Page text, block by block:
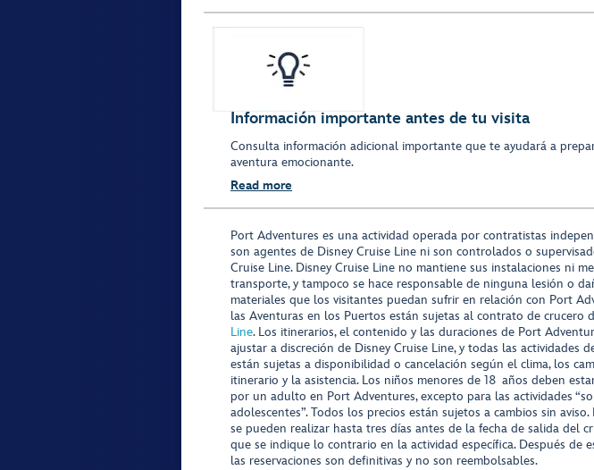
Información importante antes de tu visita
Consulta información adicional importante que te ayudará a
aventura emocionante.
Read more
Port Adventures es una actividad operada por contratistas
son agentes de Disney Cruise Line ni son controlados o
Cruise Line. Disney Cruise Line no mantiene sus instalaciones ni
transporte, y tampoco se hace responsable de ninguna lesión o
materiales que los visitantes puedan sufrir en relación con Port
las Aventuras en los Puertos están sujetas al contrato de crucero
Line. Los itinerarios, el contenido y las duraciones de Port
ajustar a discreción de Disney Cruise Line, y todas las actividades
están sujetas a disponibilidad o cancelación según el clima, los
itinerario y la asistencia. Los niños menores de 18 años deben
por un adulto en Port Adventures, excepto para las actividades
adolescentes”. Todos los precios están sujetos a cambios sin aviso.
se pueden realizar hasta tres días antes de la fecha de salida del
que se indique lo contrario en la actividad específica. Después de
las reservaciones son definitivas y no son reembolsables.